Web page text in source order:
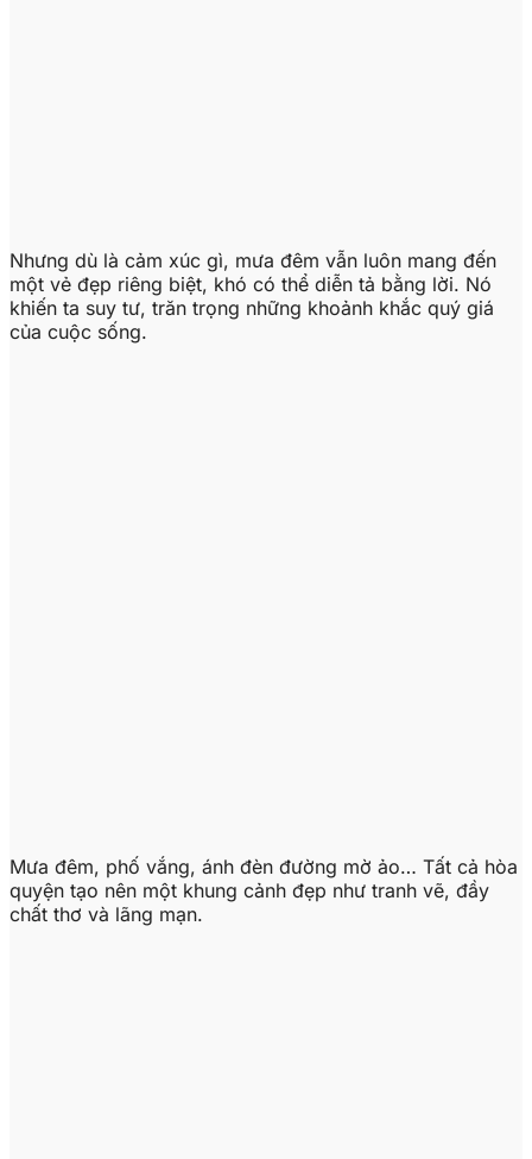
Nhưng dù là cảm xúc gì, mưa đêm vẫn luôn mang đến
một vẻ đẹp riêng biệt, khó có thể diễn tả bằng lời. Nó
khiến ta suy tư, trăn trọng những khoảnh khắc quý giá
của cuộc sống.
Mưa đêm, phố vắng, ánh đèn đường mờ ảo… Tất cả hòa
quyện tạo nên một khung cảnh đẹp như tranh vẽ, đầy
chất thơ và lãng mạn.